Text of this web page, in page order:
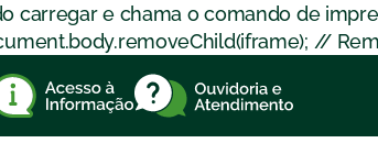
carregar e chama o comando de
//